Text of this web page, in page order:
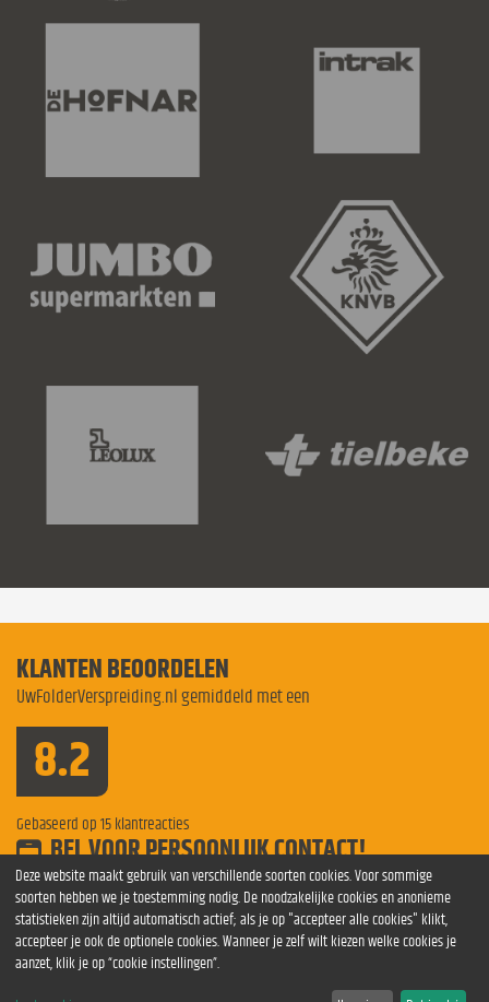
KLANTEN BEOORDELEN
UwFolderVerspreiding.nl gemiddeld met een
8.2
Gebaseerd op 15 klantreacties
BEL VOOR PERSOONLIJK CONTACT!
Bel voor meer informatie0854 841275
Folderverspreiding Apeldoorn folders verspreiden Folderverspreiding
BredaFolderverspreiding TilburgFolderverspreiding Sittard
folder folders verspreiden Arnhem
Folderverspreiding Dordrecht
Folderverspreiding Nederland
Deze website maakt gebruik van verschillende soorten cookies. Voor sommige
soorten hebben we je toestemming nodig. De noodzakelijke cookies en anonieme
statistieken zijn altijd automatisch actief; als je op "accepteer alle cookies" klikt,
accepteer je ook de optionele cookies. Wanneer je zelf wilt kiezen welke cookies je
aanzet, klik je op “cookie instellingen”.